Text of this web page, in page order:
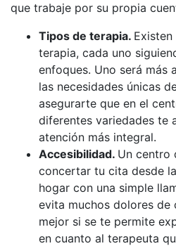
que trabaje por su propia
Tipos de terapia.
terapia, cada uno
enfoques. Uno será más
las necesidades únicas
asegurarte que en el
diferentes variedades te
atención más integral.
Accesibilidad. Un centro
concertar tu cita desde
hogar con una simple
evita muchos dolores de
mejor si se te permite
en cuanto al terapeuta